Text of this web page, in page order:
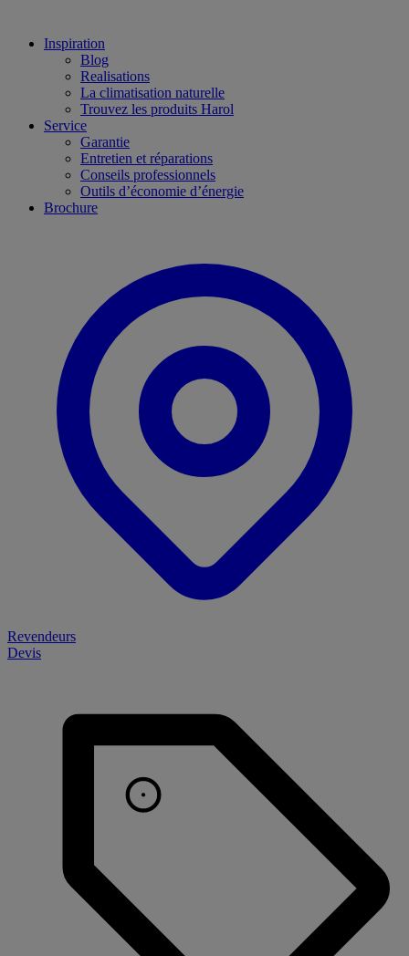
Inspiration
Blog
Realisations
La climatisation naturelle
Trouvez les produits Harol
Service
Garantie
Entretien et réparations
Conseils professionnels
Outils d’économie d’énergie
Brochure
Revendeurs
Devis